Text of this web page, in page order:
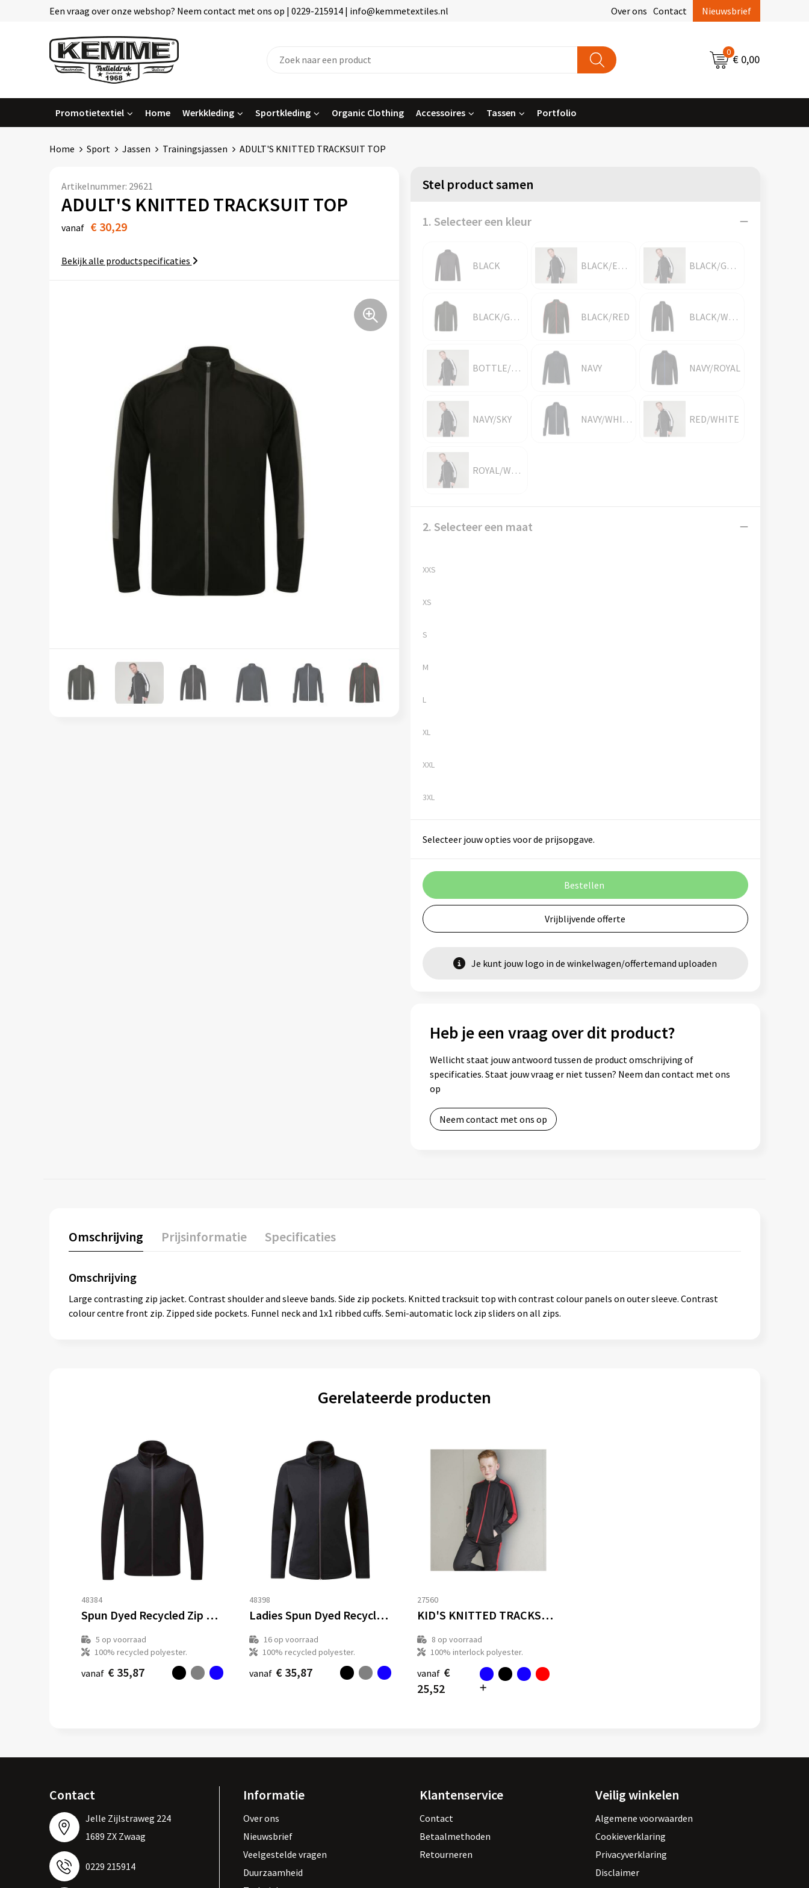
Een vraag over onze webshop? Neem contact met ons op | 0229-215914 | info@kemmetextiles.nl Over ons Contact Nieuwsbrief
0
€ 0,00
Promotietextiel Home Werkkleding Sportkleding Organic Clothing Accessoires Tassen Portfolio
Home Sport Jassen Trainingsjassen ADULT'S KNITTED TRACKSUIT TOP
Artikelnummer: 29621
ADULT'S KNITTED TRACKSUIT TOP
vanaf € 30,29
Bekijk alle productspecificaties
Stel product samen
1. Selecteer een kleur
BLACK BLACK/EMERALD BLACK/GOLD
BLACK/GUNMETAL GREY BLACK/RED BLACK/WHITE
BOTTLE/WHITE NAVY NAVY/ROYAL
NAVY/SKY NAVY/WHITE RED/WHITE
ROYAL/WHITE
2. Selecteer een maat
XXS
XS
S
M
L
XL
XXL
3XL
Selecteer jouw opties voor de prijsopgave.
Bestellen
Vrijblijvende offerte
Je kunt jouw logo in de winkelwagen/offertemand uploaden
Heb je een vraag over dit product?
Wellicht staat jouw antwoord tussen de product omschrijving of
specificaties. Staat jouw vraag er niet tussen? Neem dan contact met ons
op
Neem contact met ons op
Omschrijving Prijsinformatie Specificaties
Omschrijving
Large contrasting zip jacket. Contrast shoulder and sleeve bands. Side zip pockets. Knitted tracksuit top with contrast colour panels on outer sleeve. Contrast
colour centre front zip. Zipped side pockets. Funnel neck and 1x1 ribbed cuffs. Semi-automatic lock zip sliders on all zips.
Gerelateerde producten
48384
Spun Dyed Recycled Zip Through Sweat Jacket
5 op voorraad
100% recycled polyester.
vanaf € 35,87
48398
Ladies Spun Dyed Recycled Zip Through Sweat Jacket
16op voorraad
100% recycled polyester.
vanaf € 35,87
27560
KID'S KNITTED TRACKSUIT TOP
8 op voorraad
100% interlock polyester.
vanaf €
25,52
Contact
Jelle Zijlstraweg 224
1689 ZX Zwaag
0229 215914
Informatie
Over ons
Nieuwsbrief
Veelgestelde vragen
Duurzaamheid
Klantenservice
Contact
Betaalmethoden
Retourneren
Veilig winkelen
Algemene voorwaarden
Cookieverklaring
Privacyverklaring
Disclaimer